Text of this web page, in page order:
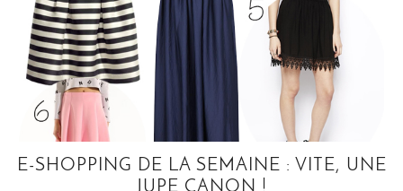
E-SHOPPING DE LA SEMAINE : VITE, UNE